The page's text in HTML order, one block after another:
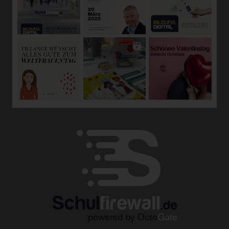
die Anpassung oder Veränderung, das Auslesen, das
Abfragen, die Verwendung, die Offenlegung durch
Übermittlung, Verbreitung oder eine andere Form der
Bereitstellung, den Abgleich oder die Verknüpfung, die
Einschränkung, das Löschen oder die Vernichtung.
d) Einschränkung der Verarbeitung
Einschränkung der Verarbeitung ist die Markierung
gespeicherter personenbezogener Daten mit dem Ziel,
Zuverlässigkeit, Verhalten, Aufenthaltsort oder